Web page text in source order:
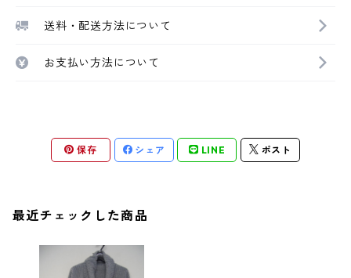
送料・配送方法について
お支払い方法について
保存 シェア LINE ポスト
最近チェックした商品